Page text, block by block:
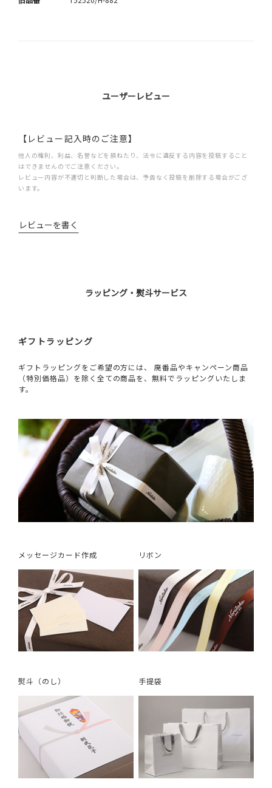
ユーザーレビュー
【レビュー記入時のご注意】
他人の権利、利益、名誉などを損ねたり、法令に違反する内容を投稿すること
はできませんのでご注意ください。
レビュー内容が不適切と判断した場合は、予告なく投稿を削除する場合がござ
います。
レビューを書く
ラッピング・熨斗サービス
ギフトラッピング
ギフトラッピングをご希望の方には、 廃番品やキャンペーン商品
（特別価格品）を除く全ての商品を、無料でラッピングいたしま
す。
メッセージカード作成 リボン
熨斗（のし） 手提袋